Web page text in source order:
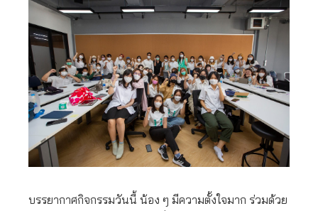
บรรยากาศกิจกรรมวันนี้ น้อง ๆ มีความตั้งใจมาก ร่วมด้วย